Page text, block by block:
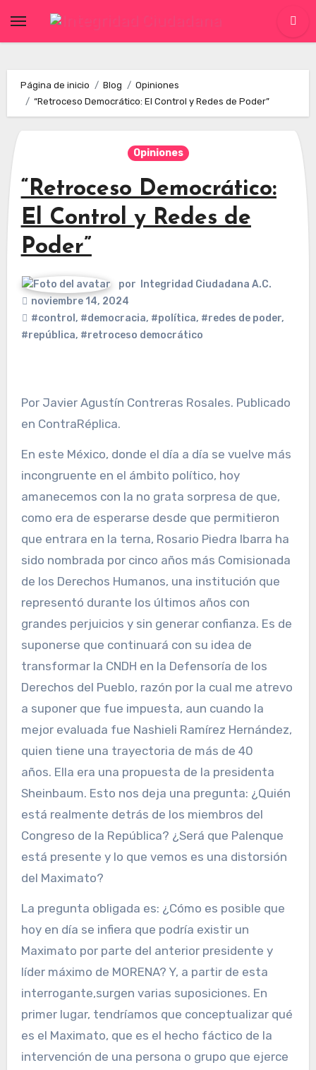
Página de inicio Blog
Opiniones
“Retroceso Democrático: El Control y Redes de Poder”
Opiniones
“Retroceso Democrático:
El Control y Redes de
Poder”
por
Integridad Ciudadana A.C.
noviembre 14, 2024
#control , #democracia, #política, #redes de poder,
#república, #retroceso democrático
Por Javier Agustín Contreras Rosales. Publicado
en ContraRéplica.
En este México, donde el día a día se vuelve más
incongruente en el ámbito político, hoy
amanecemos con la no grata sorpresa de que,
como era de esperarse desde que permitieron
que entrara en la terna, Rosario Piedra Ibarra ha
sido nombrada por cinco años más Comisionada
de los Derechos Humanos, una institución que
representó durante los últimos años con
grandes perjuicios y sin generar confianza. Es de
suponerse que continuará con su idea de
transformar la CNDH en la Defensoría de los
Derechos del Pueblo, razón por la cual me atrevo
a suponer que fue impuesta, aun cuando la
mejor evaluada fue Nashieli Ramírez Hernández,
quien tiene una trayectoria de más de 40
años. Ella era una propuesta de la presidenta
Sheinbaum. Esto nos deja una pregunta: ¿Quién
está realmente detrás de los miembros del
Congreso de la República? ¿Será que Palenque
está presente y lo que vemos es una distorsión
del Maximato?
La pregunta obligada es: ¿Cómo es posible que
hoy en día se infiera que podría existir un
Maximato por parte del anterior presidente y
líder máximo de MORENA? Y, a partir de esta
interrogante,surgen varias suposiciones. En
primer lugar, tendríamos que conceptualizar qué
es el Maximato, que es el hecho fáctico de la
intervención de una persona o grupo que ejerce